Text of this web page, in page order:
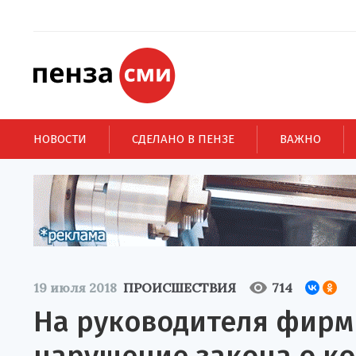
НОВОСТИ СДЕЛАНО В ПЕНЗЕ ВАЖНО
19 июля 2018 ПРОИСШЕСТВИЯ 714
На руководителя